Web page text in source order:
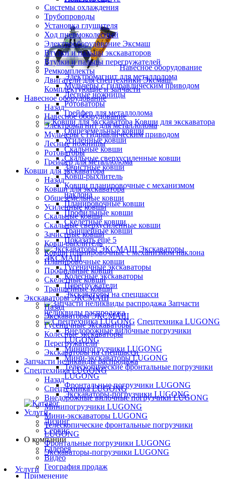
Навесное оборудование
Электромагнит для металлолома
Мульчеры с гидравлическим приводом
Лесные ножницы
Ротоваторы
Грейфер для металлолома
Ковши для экскаватора
Общеземельные ковши
Усиленные ковши
Скальные ковши
Скальные сверхусиленные ковши
Зачистные ковши
Ковш-рыхлитель
Ковши планировочные с механизмом
наклона
Планировочные ковши
Профильные ковши
Скелетные ковши
Траншейные ковши
Показать ещё 5
Экскаваторы
ЭКСМАШ
Гусеничные экскаваторы
Колёсные экскаваторы
Перегружатели
Экскаваторы на спецшасси
Запчасти
неликвиды распродажа
Спецтехника LUGONG
Внедорожные вилочные погрузчики
LUGONG
Минипогрузчики LUGONG
Мини-экскаваторы LUGONG
Телескопические фронтальные погрузчики
LUGONG
Фронтальные погрузчики LUGONG
Экскаваторы-погрузчики LUGONG
Услуги
Лизинг
Сервис
О компании
Галерея
Видео
География продаж
Применение
Системы охлаждения
Трубопроводы
Установка глушителя
Ход пневмоколесный
Электрооборудование Эксмаш
Втулки и пальцы экскаваторов
Втулки и пальцы перегружателей
Ремкомплекты
Двигатели для спецтехники Эксмаш.
Комплектующие и запчасти
Навесное оборудование
Назад
Навесное оборудование
Электромагнит для металлолома
Мульчеры с гидравлическим приводом
Лесные ножницы
Ротоваторы
Грейфер для металлолома
Ковши для экскаватора
Назад
Ковши для экскаватора
Общеземельные ковши
Усиленные ковши
Скальные ковши
Скальные сверхусиленные ковши
Зачистные ковши
Ковш-рыхлитель
Ковши планировочные с механизмом наклона
Планировочные ковши
Профильные ковши
Скелетные ковши
Траншейные ковши
Экскаваторы ЭКСМАШ
Назад
Экскаваторы ЭКСМАШ
Гусеничные экскаваторы
Колёсные экскаваторы
Перегружатели
Экскаваторы на спецшасси
Запчасти неликвиды распродажа
Спецтехника LUGONG
Назад
Спецтехника LUGONG
Внедорожные вилочные погрузчики LUGONG
Минипогрузчики LUGONG
Мини-экскаваторы LUGONG
Телескопические фронтальные погрузчики
LUGONG
Фронтальные погрузчики LUGONG
Экскаваторы-погрузчики LUGONG
Услуги